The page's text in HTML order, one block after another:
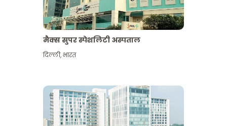
मैक्स सुपर स्पेशलिटी अस्पताल
दिल्ली,भारत